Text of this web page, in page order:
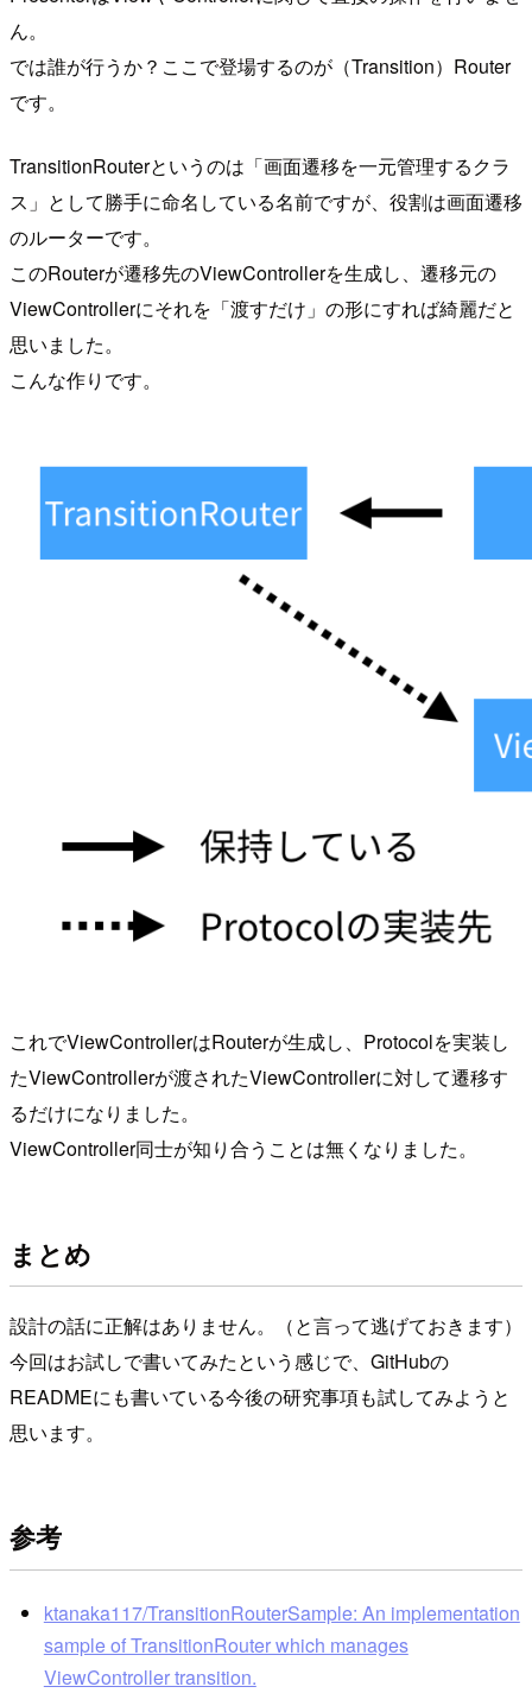
ん。
では誰が行うか？ここで登場するのが（Transition）Router
です。
TransitionRouterというのは「画面遷移を一元管理するクラ
ス」として勝手に命名している名前ですが、役割は画面遷移
のルーターです。
このRouterが遷移先のViewControllerを生成し、遷移元の
ViewControllerにそれを「渡すだけ」の形にすれば綺麗だと
思いました。
こんな作りです。
これでViewControllerはRouterが生成し、Protocolを実装し
たViewControllerが渡されたViewControllerに対して遷移す
るだけになりました。
ViewController同士が知り合うことは無くなりました。
まとめ
設計の話に正解はありません。（と言って逃げておきます）
今回はお試しで書いてみたという感じで、GitHubの
READMEにも書いている今後の研究事項も試してみようと
思います。
参考
ktanaka117/TransitionRouterSample: An implementation
sample of TransitionRouter which manages
ViewController transition.